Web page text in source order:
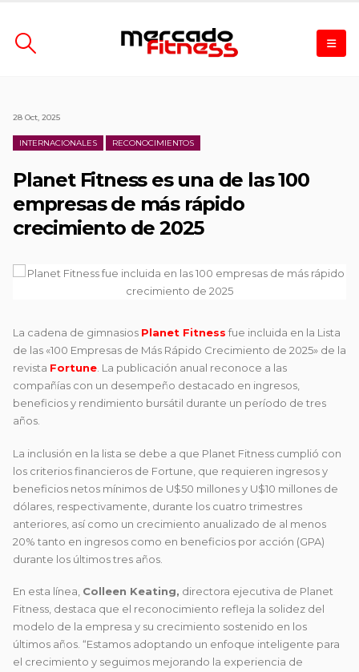
28 Oct, 2025
INTERNACIONALES RECONOCIMIENTOS
Planet Fitness es una de las 100
empresas de más rápido
crecimiento de 2025
La cadena de gimnasios Planet Fitness fue incluida en la Lista
de las «100 Empresas de Más Rápido Crecimiento de 2025» de la
revista Fortune . La publicación anual reconoce a las
compañías con un desempeño destacado en ingresos,
beneficios y rendimiento bursátil durante un período de tres
años.
La inclusión en la lista se debe a que Planet Fitness cumplió con
los criterios financieros de Fortune, que requieren ingresos y
beneficios netos mínimos de U$50 millones y U$10 millones de
dólares, respectivamente, durante los cuatro trimestres
anteriores, así como un crecimiento anualizado de al menos
20% tanto en ingresos como en beneficios por acción (GPA)
durante los últimos tres años.
En esta línea, Colleen Keating, directora ejecutiva de Planet
Fitness, destaca que el reconocimiento refleja la solidez del
modelo de la empresa y su crecimiento sostenido en los
últimos años. “Estamos adoptando un enfoque inteligente para
el crecimiento y seguimos mejorando la experiencia de